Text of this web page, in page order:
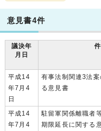
意見書4件
議決年
月日
平成14
年7月4
日
有事法制関連3法
る意見書
平成14
年7月4
駐留軍関係離職者
期限延長に関する